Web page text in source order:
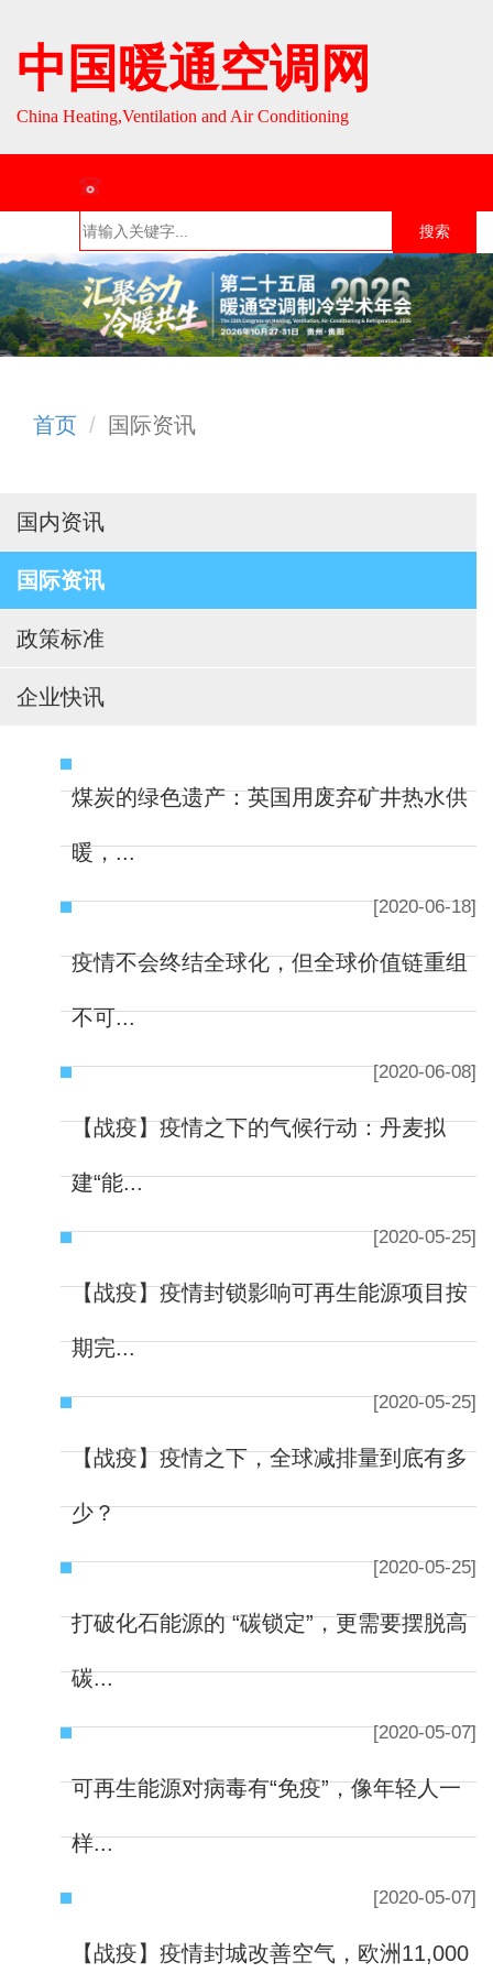
中国暖通空调网
China Heating,Ventilation and Air Conditioning
搜索
首页
组织介
绍
组织活
动
行业资
讯
English
首页 国际资讯
国内资讯
国际资讯
政策标准
企业快讯
煤炭的绿色遗产：英国用废弃矿井热水供
暖，...
[2020-06-18]
疫情不会终结全球化，但全球价值链重组
不可...
[2020-06-08]
【战疫】疫情之下的气候行动：丹麦拟
建“能...
[2020-05-25]
【战疫】疫情封锁影响可再生能源项目按
期完...
[2020-05-25]
【战疫】疫情之下，全球减排量到底有多
少？
[2020-05-25]
打破化石能源的 “碳锁定”，更需要摆脱高
碳...
[2020-05-07]
可再生能源对病毒有“免疫”，像年轻人一
样...
[2020-05-07]
【战疫】疫情封城改善空气，欧洲11,000